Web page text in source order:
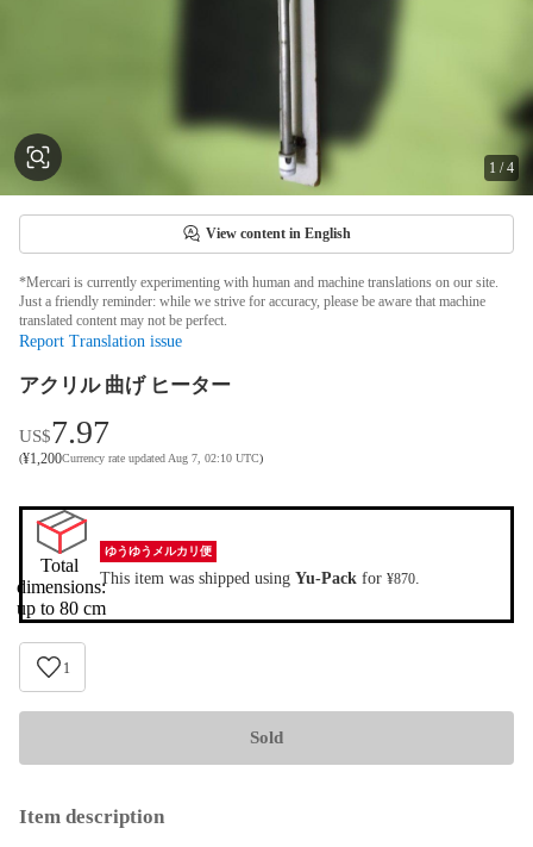
1 /4
View content in English
*Mercari is currently experimenting with human and machine translations on our site.
Just a friendly reminder: while we strive for accuracy, please be aware that machine
translated content may not be perfect.
Report Translation issue
アクリル 曲げ ヒーター
US$7.97
(¥1,200Currency rate updated Aug 7, 02:10 UTC)
Total
dimensions:
up to 80 cm
ゆうゆうメルカリ便
This item was shipped using Yu-Pack for ¥870.
1
Sold
Item description